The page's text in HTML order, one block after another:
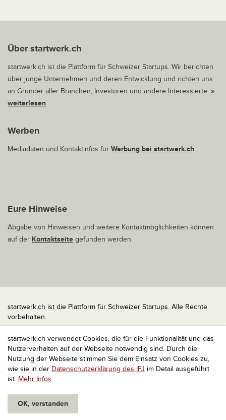
startwerk.ch verwendet Cookies, die für die Funktionalität und das
Nutzerverhalten auf der Webseite notwendig sind. Durch die
Nutzung der Webseite stimmen Sie dem Einsatz von Cookies zu,
wie sie in der Datenschutzerklärung des IFJ im Detail ausgeführt
ist. Mehr Infos
OK, verstanden
Über startwerk.ch
startwerk.ch ist die Plattform für Schweizer Startups. Wir berichten
über junge Unternehmen und deren Entwicklung und richten uns
an Gründer aller Branchen, Investoren und andere Interessierte. »
weiterlesen
Werben
Mediadaten und Kontaktinfos für Werbung bei startwerk.ch
Eure Hinweise
Abgabe von Hinweisen und weitere Kontaktmöglichkeiten können
auf der Kontaktseite gefunden werden.
startwerk.ch ist die Plattform für Schweizer Startups. Alle Rechte
vorbehalten.
Impressum
Kontakt
nach oben